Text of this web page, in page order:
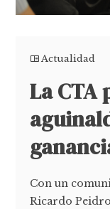
Actualidad
La CTA
Con un
Ricardo